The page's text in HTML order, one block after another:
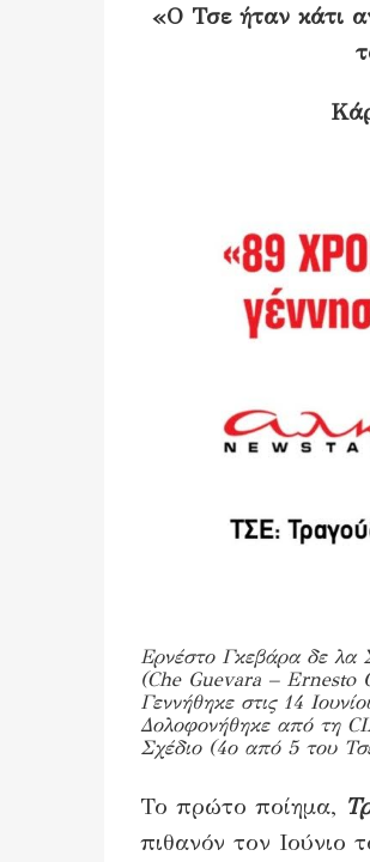
«Ο Τσε ήταν κάτι
Ερνέστο Γκεβάρα δε λα
(Che Guevara – Ernesto
Γεννήθηκε στις 14
Δολοφονήθηκε από τη
Σχέδιο (4ο από 5 του
Το πρώτο ποίημα,
πιθανόν τον Ιούνιο